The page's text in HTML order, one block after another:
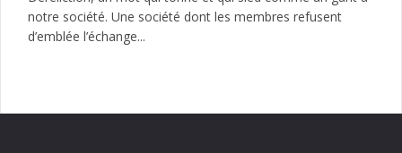
notre société. Une société dont les membres refusent
d’emblée l’échange...